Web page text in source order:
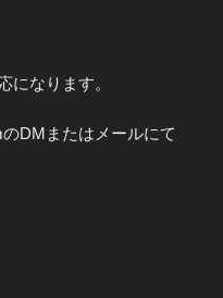
になります。
DMまたはメールにて